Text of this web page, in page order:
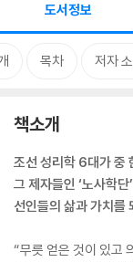
도서정보
목차 저자
책소개
조선 성리학 6대가 중
그 제자들인 ‘노사학단
선인들의 삶과 가치를
“무릇 얻은 것이 있고